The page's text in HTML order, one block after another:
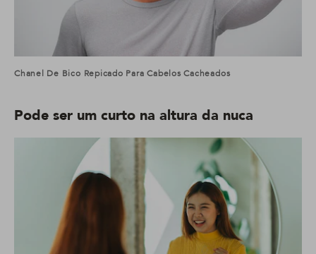
Chanel De Bico Repicado Para Cabelos Cacheados
Pode ser um curto na altura da nuca